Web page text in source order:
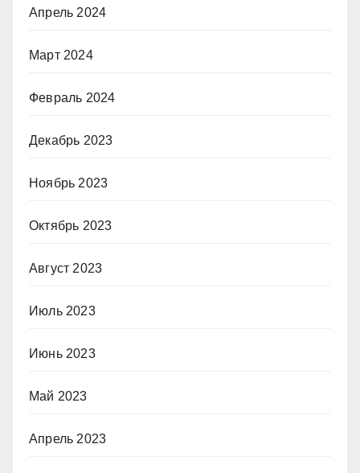
Апрель 2024
Март 2024
Февраль 2024
Декабрь 2023
Ноябрь 2023
Октябрь 2023
Август 2023
Июль 2023
Июнь 2023
Май 2023
Апрель 2023